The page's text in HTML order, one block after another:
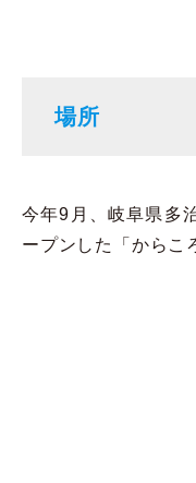
場所
今年9月、岐阜県多
ープンした「からこ